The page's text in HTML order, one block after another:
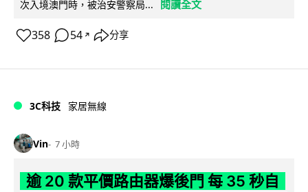
次入境澳門時，被治安警察局...
閱讀全文
358 54 ↗ 分享
3C科技 家居無線
Vin 7 小時
逾 20 款平價路由器爆後門 每 35 秒自